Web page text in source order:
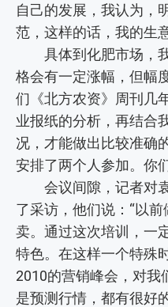
自己的发展，我认为，
范，这样的话，我的生
具体到化肥市场，我
格会有一定涨幅，但幅
们《北方农资》周刊几
业报纸的分析，再结合
况，才能做出比较准确
安排了两个人参加。你
会议间隙，记者对袁
了采访，他们说：“以
卖。通过这次培训，一
特色。在这样一个特殊
2010的营销峰会，对我
是预测行情，都有很好